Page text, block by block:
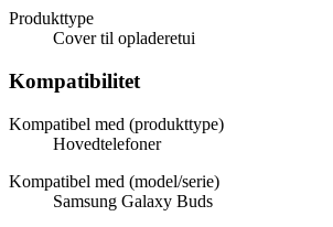
Produkttype
Cover til opladeretui
Kompatibilitet
Kompatibel med (produkttype)
Hovedtelefoner
Kompatibel med (model/serie)
Samsung Galaxy Buds